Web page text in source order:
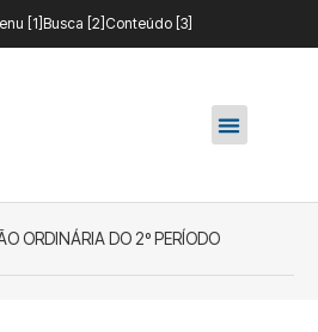
[1] Busca [2] Conteúdo [3]
ORDINÁRIA DO 2º PERÍODO